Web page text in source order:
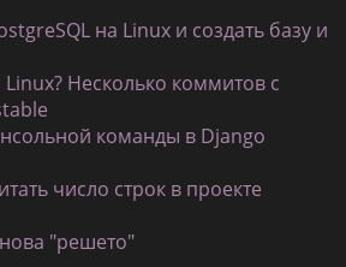
на Linux и создать базу и
Несколько коммитов с
команды в Django
число строк в проекте
"решето"